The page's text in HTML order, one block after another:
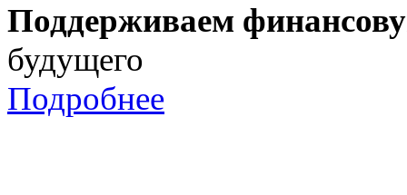
Поддерживаем
будущего
Подробнее